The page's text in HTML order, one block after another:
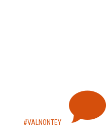
#VALNONTEY